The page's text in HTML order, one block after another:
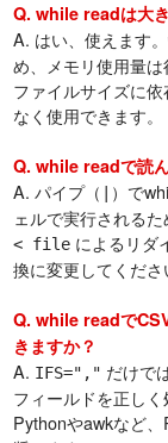
Q. while readは大
A. はい、使えます。
め、メモリ使用量
ファイルサイズに
なく使用できます。
Q. while readで読
A. パイプ（ ）で
ェルで実行される
< file によるリダ
換に変更してくださ
Q. while readで
きますか？
A. IFS="," だけで
フィールドを正しく
Pythonやawkなど